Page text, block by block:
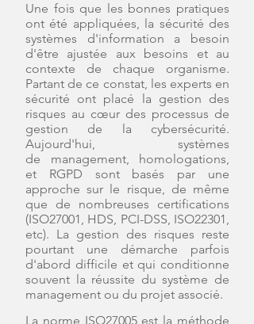
Une fois que les bonnes pratiques
ont été appliquées, la sécurité des
systèmes d'information a besoin
d'être ajustée aux besoins et au
contexte de chaque organisme.
Partant de ce constat, les experts en
sécurité ont placé la gestion des
risques au cœur des processus de
gestion de la cybersécurité.
Aujourd'hui, systèmes
de management, homologations,
et RGPD sont basés par une
approche sur le risque, de même
que de nombreuses certifications
(ISO27001, HDS, PCI-DSS, ISO22301,
etc). La gestion des risques reste
pourtant une démarche parfois
d'abord difficile et qui conditionne
souvent la réussite du système de
management ou du projet associé.
La norme ISO27005 est la méthode